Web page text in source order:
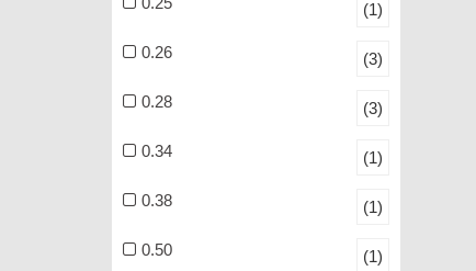
(1)
0.26 (3)
0.28 (3)
0.34 (1)
0.38 (1)
0.50 (1)